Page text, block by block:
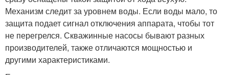
Механизм следит за уровнем воды. Если воды мало, то
защита подает сигнал отключения аппарата, чтобы тот
не перегрелся. Скважинные насосы бывают разных
производителей, также отличаются мощностью и
другими характеристиками.